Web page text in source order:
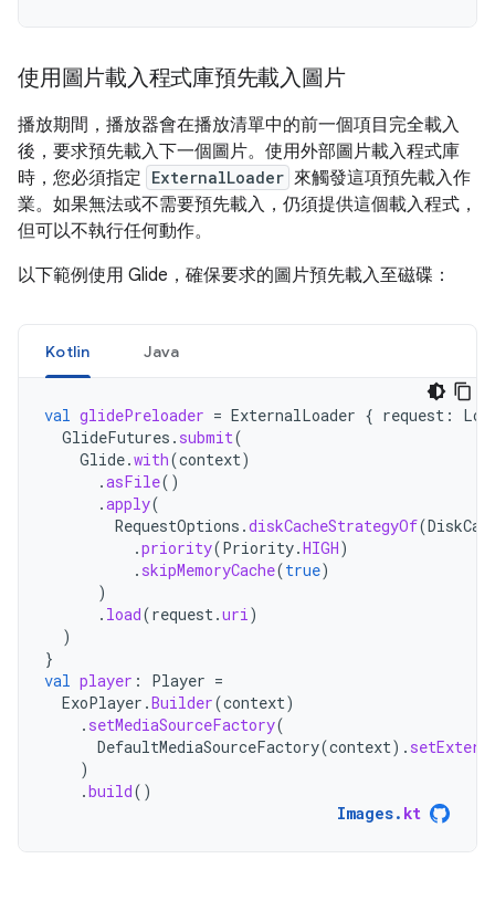
使用圖片載入程式庫預先載入圖片
播放期間，播放器會在播放清單中的前一個項目完全載入
後，要求預先載入下一個圖片。使用外部圖片載入程式庫
時，您必須指定 ExternalLoader 來觸發這項預先載入作
業。如果無法或不需要預先載入，仍須提供這個載入程式，
但可以不執行任何動作。
以下範例使用 Glide，確保要求的圖片預先載入至磁碟：
Kotlin Java
val glidePreloader = ExternalLoader { request :
GlideFutures . submit(
Glide.with(context)
.asFile()
.apply(
RequestOptions .diskCacheStrategyOf(
.priority(Priority.HIGH)
. skipMemoryCache(true)
)
. load(request.uri)
)
}
val player : Player =
ExoPlayer .Builder(context)
. setMediaSourceFactory(
DefaultMediaSourceFactory(context).
)
.build()
Images. kt